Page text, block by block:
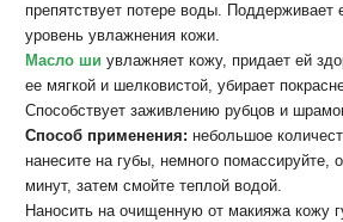
препятствует потере воды. Поддерживает
уровень увлажнения кожи.
Масло ши увлажняет кожу, придает ей
ее мягкой и шелковистой, убирает
Способствует заживлению рубцов и
Способ применения: небольшое
нанесите на губы, немного помассируйте,
минут, затем смойте теплой водой.
Наносить на очищенную от макияжа кожу